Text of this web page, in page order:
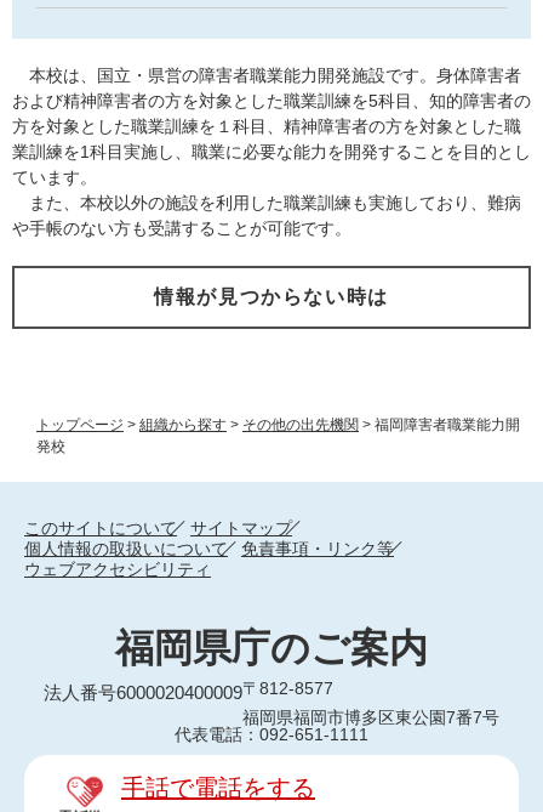
トップページ > 組織から探す > その他の出先機関 > 福岡障害者職業能力開
発校
本校は、国立・県営の障害者職業能力開発施設です。身体障害者
および精神障害者の方を対象とした職業訓練を5科目、知的障害者の
方を対象とした職業訓練を１科目、精神障害者の方を対象とした職
業訓練を1科目実施し、職業に必要な能力を開発することを目的とし
ています。
また、本校以外の施設を利用した職業訓練も実施しており、難病
や手帳のない方も受講することが可能です。
情報が見つからない時は
このサイトについて
サイトマップ
個人情報の取扱いについて
免責事項・リンク等
ウェブアクセシビリティ
福岡県庁のご案内
法人番号6000020400009〒812-8577
福岡県福岡市博多区東公園7番7号
代表電話：092-651-1111
手話で電話をする